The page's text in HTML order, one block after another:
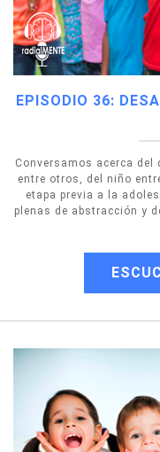
EPISODIO 36:
Conversamos acerca
entre otros, del niño
etapa previa a la
plenas de abstracción y